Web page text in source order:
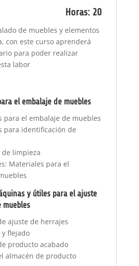
Horas: 20
de muebles y elementos
con este curso aprenderá
para poder realizar
labor
el embalaje de muebles
para el embalaje de muebles
para identificación de
de limpieza
Materiales para el
y útiles para el ajuste
muebles
ajuste de herrajes
y flejado
producto acabado
almacén de producto